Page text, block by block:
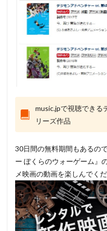
music.jpで視聴できる
リーズ作品
30日間の無料期間もあるの
ー ぼくらのウォーゲーム』
メ映画の動画を楽しんでく